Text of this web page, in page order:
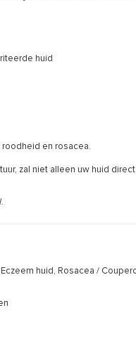
huid
en rosacea.
zal niet alleen uw huid
huid, Rosacea /